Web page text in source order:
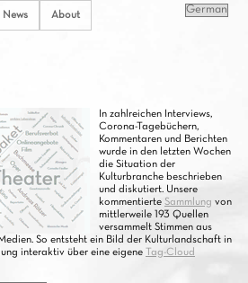
News About
In zahlreichen Interviews,
Corona-Tagebüchern,
Kommentaren und Berichten
wurde in den letzten Wochen
die Situation der
Kulturbranche beschrieben
und diskutiert. Unsere
kommentierte Sammlung von
mittlerweile 193 Quellen
versammelt Stimmen aus
So entsteht ein Bild der Kulturlandschaft in
interaktiv über eine eigene Tag-Cloud